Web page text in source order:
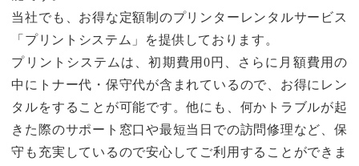
当社でも、お得な定額制のプリンターレンタルサービス
「プリントシステム」を提供しております。
プリントシステムは、初期費用0円、さらに月額費用の
中にトナー代・保守代が含まれているので、お得にレン
タルをすることが可能です。他にも、何かトラブルが起
きた際のサポート窓口や最短当日での訪問修理など、保
守も充実しているので安心してご利用することができま